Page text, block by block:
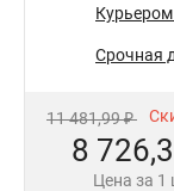
Срочная
11 481,99 ₽
8
Цена за 1